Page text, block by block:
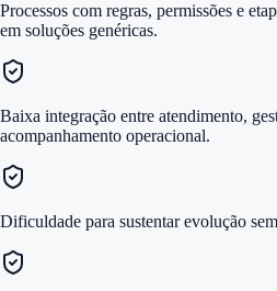
Processos com regras, permissões e
em soluções genéricas.
Baixa integração entre atendimento,
acompanhamento operacional.
Dificuldade para sustentar evolução